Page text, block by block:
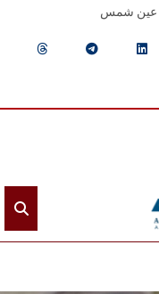
عين شمس